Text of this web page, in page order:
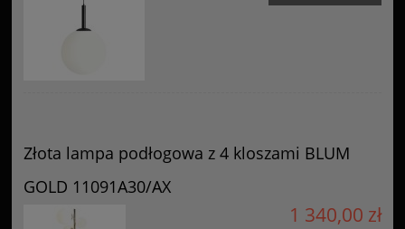
Złota lampa podłogowa z 4 kloszami BLUM
GOLD 11091A30/AX
1 340,00 zł